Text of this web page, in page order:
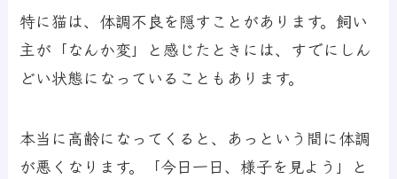
特に猫は、体調不良を隠すことがあります。飼い
主が「なんか変」と感じたときには、すでにしん
どい状態になっていることもあります。
本当に高齢になってくると、あっという間に体調
が悪くなります。「今日一日、様子を見よう」と